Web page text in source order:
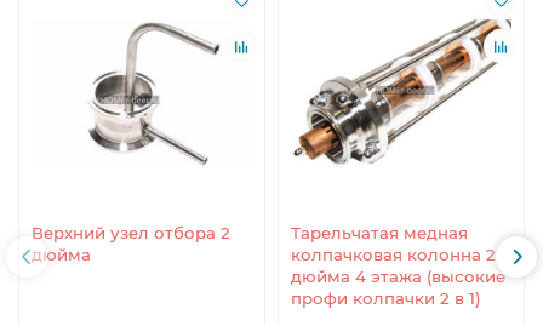
Верхний узел отбора 2
дюйма
Тарельчатая медная
колпачковая колонна 2
дюйма 4 этажа (высокие
профи колпачки 2 в 1)